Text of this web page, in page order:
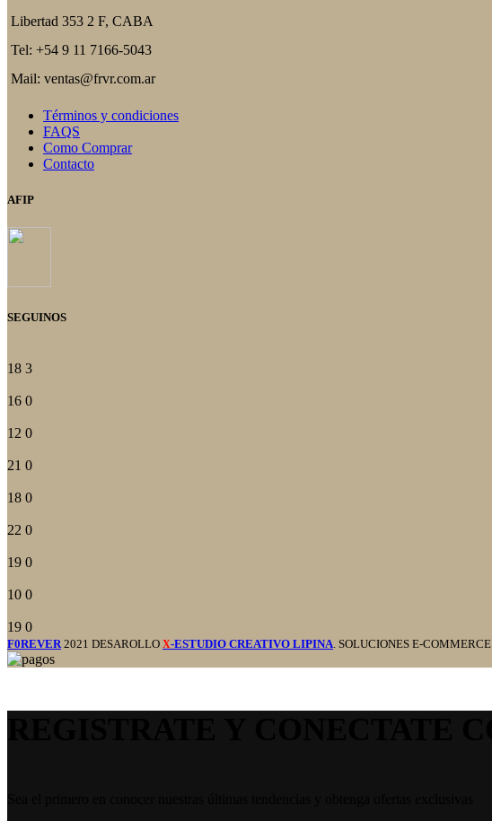
Libertad 353 2 F, CABA
Tel: +54 9 11 7166-5043
Mail: ventas@frvr.com.ar
Términos y condiciones
FAQS
Como Comprar
Contacto
AFIP
SEGUINOS
18 3
16 0
12 0
21 0
18 0
22 0
19 0
10 0
19 0
F0REVER 2021 DESAROLLO X-ESTUDIO CREATIVO LIPINA. SOLUCIONES E-COMMERCE